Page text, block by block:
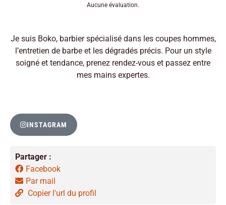
Aucune évaluation.
Je suis Boko, barbier spécialisé dans les coupes hommes,
l’entretien de barbe et les dégradés précis. Pour un style
soigné et tendance, prenez rendez-vous et passez entre
mes mains expertes.
INSTAGRAM
Partager :
Facebook
Par mail
Copier l'url du profil